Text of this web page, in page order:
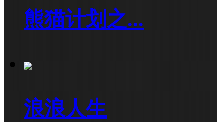
熊猫计划之...
浪浪人生